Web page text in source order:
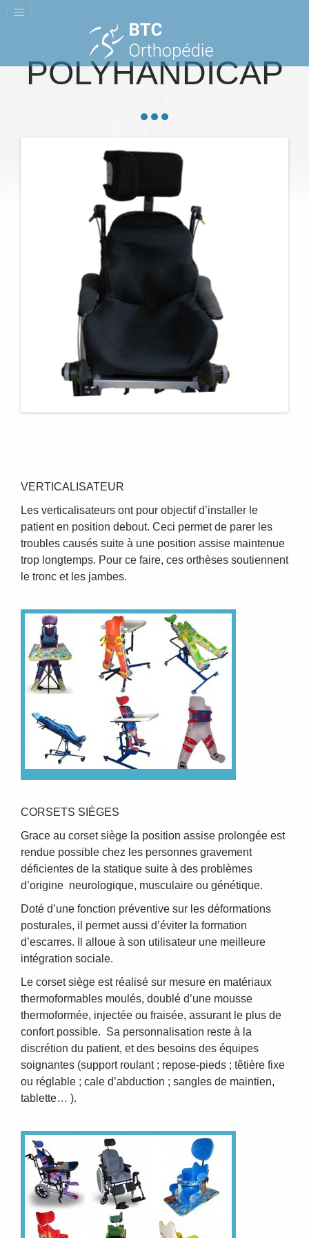
POLYHANDICAP
VERTICALISATEUR
Les verticalisateurs ont pour objectif d’installer le
patient en position debout. Ceci permet de parer les
troubles causés suite à une position assise maintenue
trop longtemps. Pour ce faire, ces orthèses soutiennent
le tronc et les jambes.
CORSETS SIÈGES
Grace au corset siège la position assise prolongée est
rendue possible chez les personnes gravement
déficientes de la statique suite à des problèmes
d’origine neurologique, musculaire ou génétique.
Doté d’une fonction préventive sur les déformations
posturales, il permet aussi d’éviter la formation
d’escarres. Il alloue à son utilisateur une meilleure
intégration sociale.
Le corset siège est réalisé sur mesure en matériaux
thermoformables moulés, doublé d’une mousse
thermoformée, injectée ou fraisée, assurant le plus de
confort possible. Sa personnalisation reste à la
discrétion du patient, et des besoins des équipes
soignantes (support roulant ; repose-pieds ; têtière fixe
ou réglable ; cale d’abduction ; sangles de maintien,
tablette… ).